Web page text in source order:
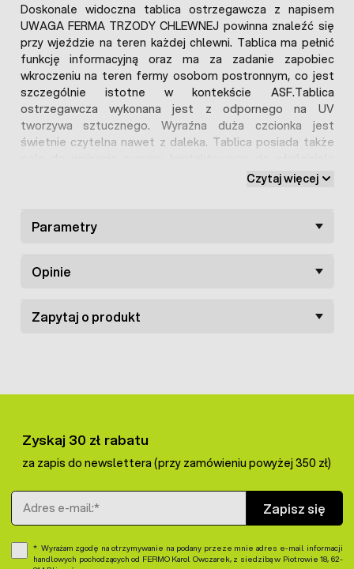
Doskonale widoczna tablica ostrzegawcza z napisem
UWAGA FERMA TRZODY CHLEWNEJ powinna znaleźć się
przy wjeździe na teren każdej chlewni. Tablica ma pełnić
funkcję informacyjną oraz ma za zadanie zapobiec
wkroczeniu na teren fermy osobom postronnym, co jest
szczególnie istotne w kontekście ASF.Tablica
ostrzegawcza wykonana jest z odpornego na UV
tworzywa sztucznego. Wyraźna duża czcionka jest
świetnie czytelna nawet z daleka. Tablica posiada także
Czytaj więcej
Parametry
Opinie
Zapytaj o produkt
Zyskaj 30 zł rabatu
za zapis do newslettera (przy zamówieniu powyżej 350 zł)
Adres e-mail
Zapisz się
Wyrażam zgodę na otrzymywanie na podany przeze mnie adres e-mail informacji
handlowych pochodzących od FERMO Karol Owczarek, z siedzibą w Piotrowie 18, 62-